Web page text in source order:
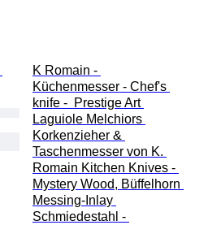
K Romain -
Küchenmesser - Chef's
knife -  Prestige Art
Laguiole Melchiors
Korkenzieher &
Taschenmesser von K.
Romain Kitchen Knives -
Mystery Wood, Büffelhorn
Messing-Inlay
Schmiedestahl -